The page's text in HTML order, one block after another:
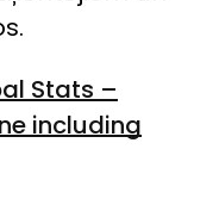
Stats –
including